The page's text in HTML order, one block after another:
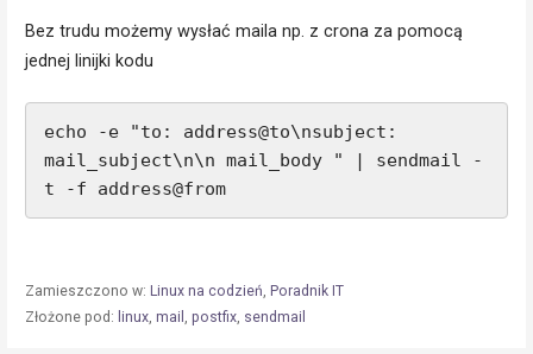
Bez trudu możemy wysłać maila np. z crona za pomocą
jednej linijki kodu
echo -e "to: address@to\nsubject:
mail_subject\n\n mail_body " | sendmail -
t -f address@from
Zamieszczono w: Linux na codzień, Poradnik IT
Złożone pod: linux, mail , postfix, sendmail